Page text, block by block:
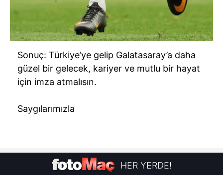
Sonuç: Türkiye’ye gelip Galatasaray’a daha
güzel bir gelecek, kariyer ve mutlu bir hayat
için imza atmalısın.
Saygılarımızla
HER YERDE!